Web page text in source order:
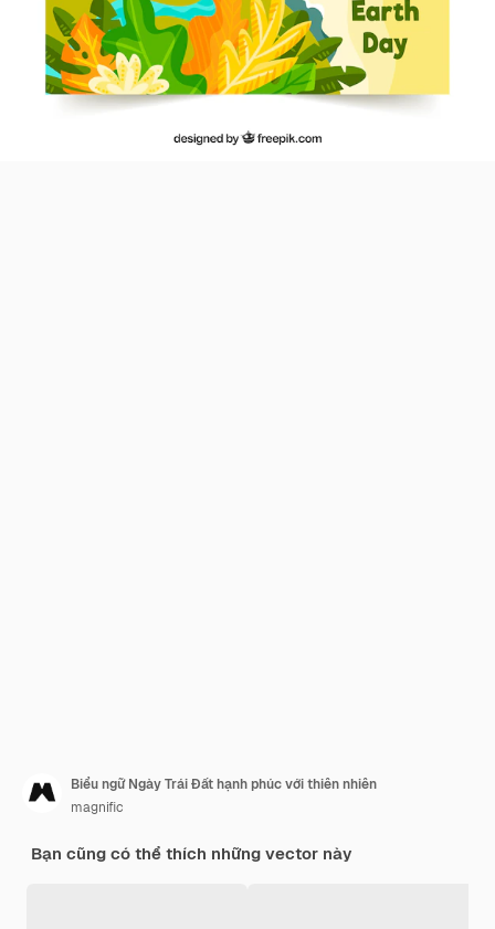
Biểu ngữ Ngày Trái Đất hạnh phúc với thiên nhiên
magnific
Bạn cũng có thể thích những vector này